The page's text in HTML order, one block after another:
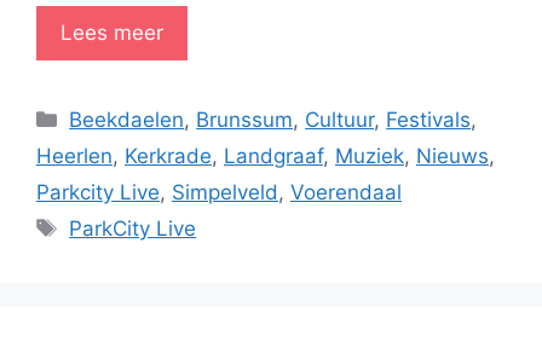
Lees meer
Categorieën
Beekdaelen, Brunssum, Cultuur, Festivals,
Heerlen, Kerkrade, Landgraaf, Muziek, Nieuws,
Parkcity Live, Simpelveld , Voerendaal
Tags
ParkCity Live